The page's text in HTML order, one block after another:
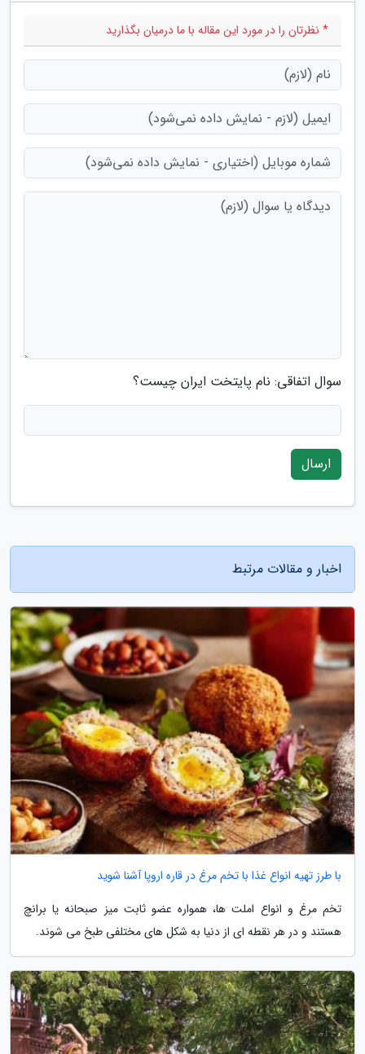
* نظرتان را در مورد این مقاله با ما درمیان بگذارید
سوال اتفاقی: نام پایتخت ایران چیست؟
ارسال
اخبار و مقالات مرتبط
با طرز تهیه انواع غذا با تخم مرغ در قاره اروپا آشنا شوید
تخم مرغ و انواع املت ها، همواره عضو ثابت میز صبحانه یا برانچ
هستند و در هر نقطه ای از دنیا به شکل های مختلفی طبخ می شوند.